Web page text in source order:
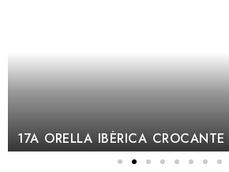
17A ORELLA IBÉRICA CROCANTE